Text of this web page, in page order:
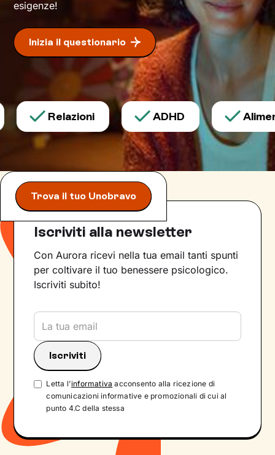
esigenze!
Inizia il questionario
Relazioni ADHD
Trova il tuo Unobravo
Iscriviti alla newsletter
Con Aurora ricevi nella tua email tanti spunti
per coltivare il tuo benessere psicologico.
Iscriviti subito!
Letta l'informativa acconsento alla ricezione di
comunicazioni informative e promozionali di cui al
punto 4.C della stessa